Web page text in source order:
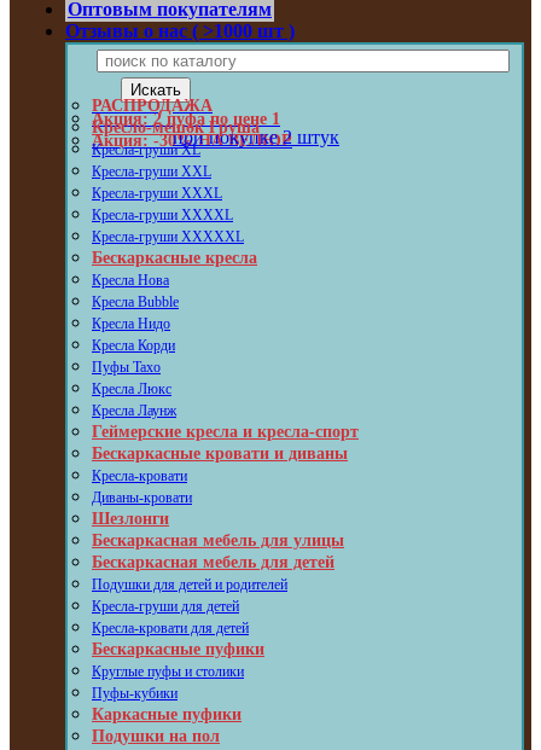
Оптовым покупателям
Отзывы о нас ( >1000 шт )
Акция: 2 пуфа по цене 1
Акция: -30% НА ВЕЛЮР
при покупке 2 штук
РАСПРОДАЖА
Кресло-мешок Груша
Кресла-груши XL
Кресла-груши XXL
Кресла-груши XXXL
Кресла-груши XXXXL
Кресла-груши XXXXXL
Бескаркасные кресла
Кресла Нова
Кресла Bubble
Кресла Нидо
Кресла Корди
Пуфы Taxo
Кресла Люкс
Кресла Лаунж
Геймерские кресла и кресла-спорт
Бескаркасные кровати и диваны
Кресла-кровати
Диваны-кровати
Шезлонги
Бескаркасная мебель для улицы
Бескаркасная мебель для детей
Подушки для детей и родителей
Кресла-груши для детей
Кресла-кровати для детей
Бескаркасные пуфики
Круглые пуфы и столики
Пуфы-кубики
Каркасные пуфики
Подушки на пол